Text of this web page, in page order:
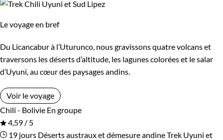
Le voyage en bref
Du Licancabur à l’Uturunco, nous gravissons quatre volcans et
traversons les déserts d’altitude, les lagunes colorées et le salar
d’Uyuni, au cœur des paysages andins.
Voir le voyage
Chili - Bolivie En groupe
4,59 / 5
19 jours Déserts austraux et démesure andineTrek Uyuni et